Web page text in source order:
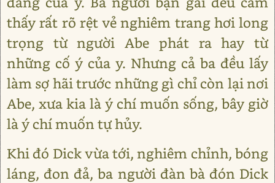
thấy rất rõ rệt vẻ nghiêm trang hơi long
trọng từ người Abe phát ra hay từ
những cố ý của y. Nhưng cả ba đều lấy
làm sợ hãi trước những gì chỉ còn lại nơi
Abe, xưa kia là ý chí muốn sống, bây giờ
là ý chí muốn tự hủy.
Khi đó Dick vừa tới, nghiêm chỉnh, bóng
láng, đon đả, ba người đàn bà đón Dick